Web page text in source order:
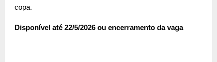
copa.
Disponível até 22/5/2026 ou encerramento da vaga